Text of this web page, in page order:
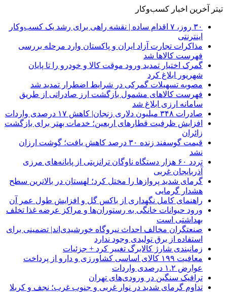
تیتر آخرین اخبار کسب‌وکار
۳۰ روز، ۷ اقدام ساده | نقشه راهی برای رشد یک کسب‌وکار
اینترنتی
مذاکرات تجارت آزاد ایران و پاکستان وارد مرحله بررسی
فهرست کالاها شد
گمرک اختیار تمدید ورود موقت کالا و خودرو را تا پایان
شهریور ابلاغ کرد
مصوبه تسهیلات گمرکی در شرایط اضطرار تمدید شد
فهرست کالاهای مشمول بازگشت ارز صادراتی از طریق
سامانه ارزی ابلاغ شد
صادرات ۳۴۸ میلیون دلاری زنجان| ‌کاهش ۱۷ درصدی واردات
افزایش ظرفیت قطارهای اربعین؛ خدمات بهتر برای بازگشت
زائران
قیمت گوسفند زنده ۳۰ درصد کاهش یافت؛ گوشت ارزان
نشد
تردد ۶۰ هزار دستگاه ناوگان ترانزیتی از پایانه‌های مرزی
آذربایجان ‌غربی
گرمای شدید پروازها را مختل کرد؛ لهستان در بالاترین سطح
هشدار گرمایی
راهنمای کامل نگهداری از باکس گل و افزایش طول عمر آن
ورود حیوانات خانگی به رستوران‌ها و مراکز عرضه غذا تخلف
بهداشتی است
صنعتگران مخالف احداث نیروگاه خورشیدی‌اند| تضمینی برای
استفاده از برق تولیدی وجود ندارد
زمانبندی شارژ کالابرگ تغییر کرد + جزئیات
معافیت ۱۹۹ کالای اساسی کشاورزی و دارو از پرداخت
عوارض ۱.۲ درصدی واردات
ترافیک سنگین در ورودی‌های تهران
تداوم گرمای شدید در نوار غربی و جنوب غرب؛ نجف و کربلا